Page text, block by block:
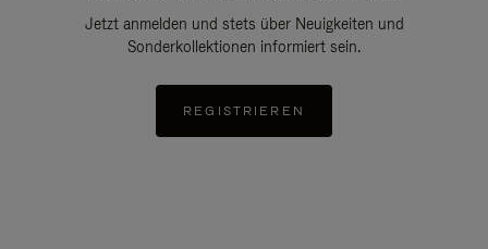
Jetzt anmelden und stets über Neuigkeiten und
Sonderkollektionen informiert sein.
REGISTRIEREN